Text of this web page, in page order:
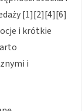
[1][2][4][6]
i krótkie
i